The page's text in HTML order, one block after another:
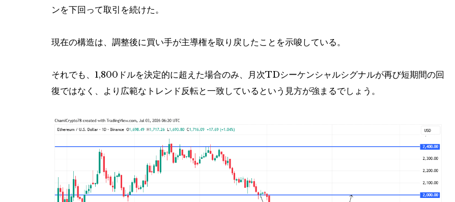
ンを下回って取引を続けた。
現在の構造は、調整後に買い手が主導権を取り戻したことを示唆している。
それでも、1,800ドルを決定的に超えた場合のみ、月次TDシーケンシャルシグナルが再び短期間の回
復ではなく、より広範なトレンド反転と一致しているという見方が強まるでしょう。